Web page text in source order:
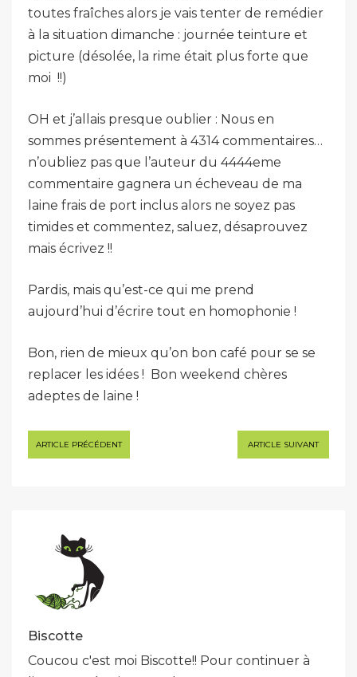
toutes fraîches alors je vais tenter de remédier
à la situation dimanche : journée teinture et
picture (désolée, la rime était plus forte que
moi !!)
OH et j’allais presque oublier : Nous en
sommes présentement à 4314 commentaires…
n’oubliez pas que l’auteur du 4444eme
commentaire gagnera un écheveau de ma
laine frais de port inclus alors ne soyez pas
timides et commentez, saluez, désaprouvez
mais écrivez !!
Pardis, mais qu’est-ce qui me prend
aujourd’hui d’écrire tout en homophonie !
Bon, rien de mieux qu’on bon café pour se se
replacer les idées ! Bon weekend chères
adeptes de laine !
Navigation
de
ARTICLE PRÉCÉDENT ARTICLE SUIVANT
Biscotte
Coucou c'est moi Biscotte!! Pour continuer à